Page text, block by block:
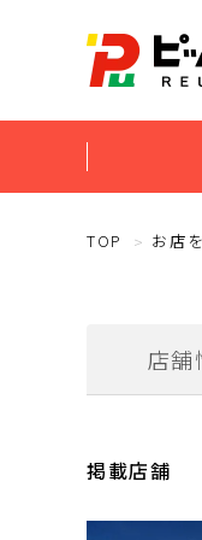
TOP お店
店舗
掲載店舗